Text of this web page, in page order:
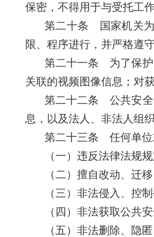
保密，不得用于与受托工
第二十条 国家机关为
限、程序进行，并严格遵
第二十一条 为了保护
关联的视频图像信息；对
第二十二条 公共安全
息，以及法人、非法人组
第二十三条 任何单位
（一）违反法律法规
（二）擅自改动、迁
（三）非法侵入、控
（四）非法获取公共
（五）非法删除、隐